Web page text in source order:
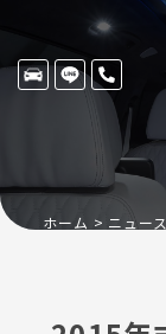
ホーム ニュース